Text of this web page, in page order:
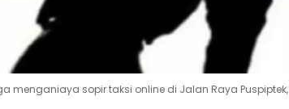
menganiaya sopir taksi online di Jalan Raya Puspiptek,